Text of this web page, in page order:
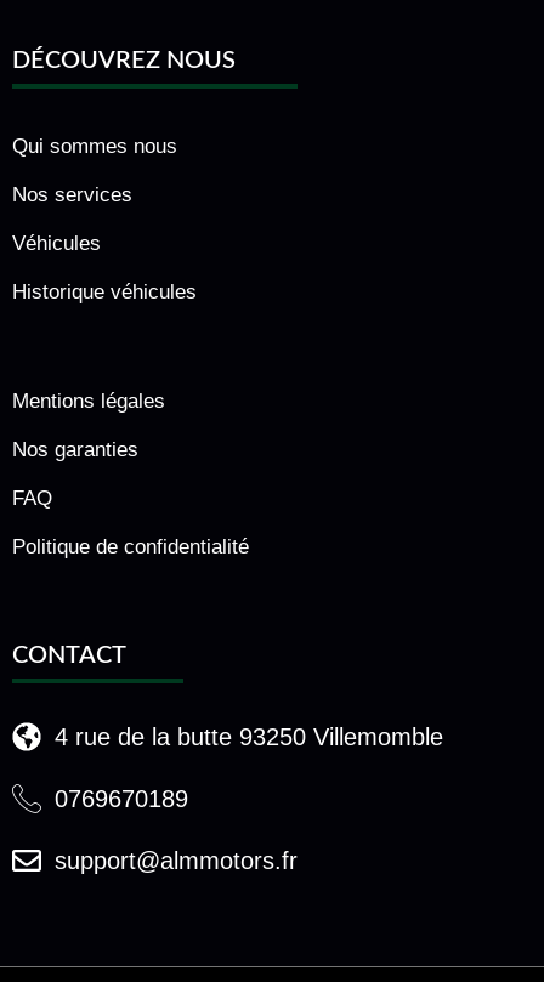
DÉCOUVREZ NOUS
Qui sommes nous
Nos services
Véhicules
Historique véhicules
Mentions légales
Nos garanties
FAQ
Politique de confidentialité
CONTACT
4 rue de la butte 93250 Villemomble
0769670189
support@almmotors.fr